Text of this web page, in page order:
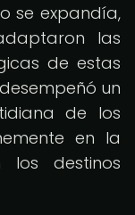
se expandía,
las
de estas
un
de los
en la
destinos